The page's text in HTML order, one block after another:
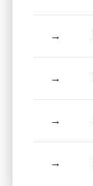
→
→
→
→